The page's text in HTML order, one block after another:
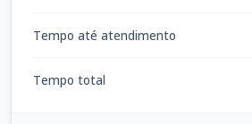
Tempo até atendimento
Tempo total